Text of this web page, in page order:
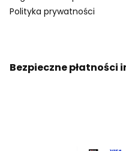
Polityka prywatności
Bezpieczne płatności